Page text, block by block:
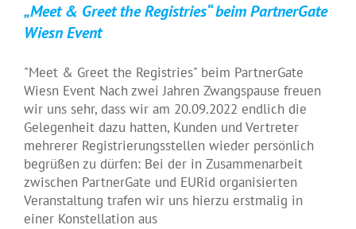
„Meet & Greet the Registries“ beim PartnerGate
Wiesn Event
"Meet & Greet the Registries" beim PartnerGate
Wiesn Event Nach zwei Jahren Zwangspause freuen
wir uns sehr, dass wir am 20.09.2022 endlich die
Gelegenheit dazu hatten, Kunden und Vertreter
mehrerer Registrierungsstellen wieder persönlich
begrüßen zu dürfen: Bei der in Zusammenarbeit
zwischen PartnerGate und EURid organisierten
Veranstaltung trafen wir uns hierzu erstmalig in
einer Konstellation aus